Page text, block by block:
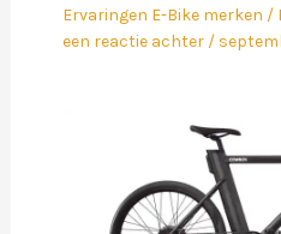
Ervaringen E-Bike merken /
een reactie achter /